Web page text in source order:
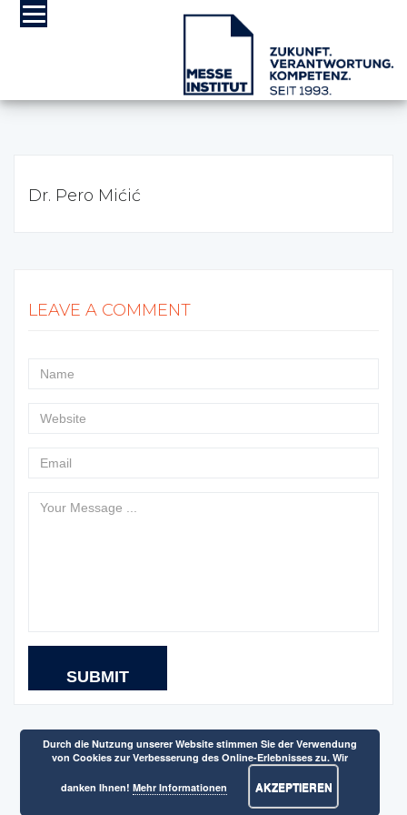
Dr. Pero Mićić
LEAVE A COMMENT
Durch die Nutzung unserer Website stimmen Sie der Verwendung
von Cookies zur Verbesserung des Online-Erlebnisses zu. Wir
danken Ihnen!Mehr Informationen AKZEPTIEREN